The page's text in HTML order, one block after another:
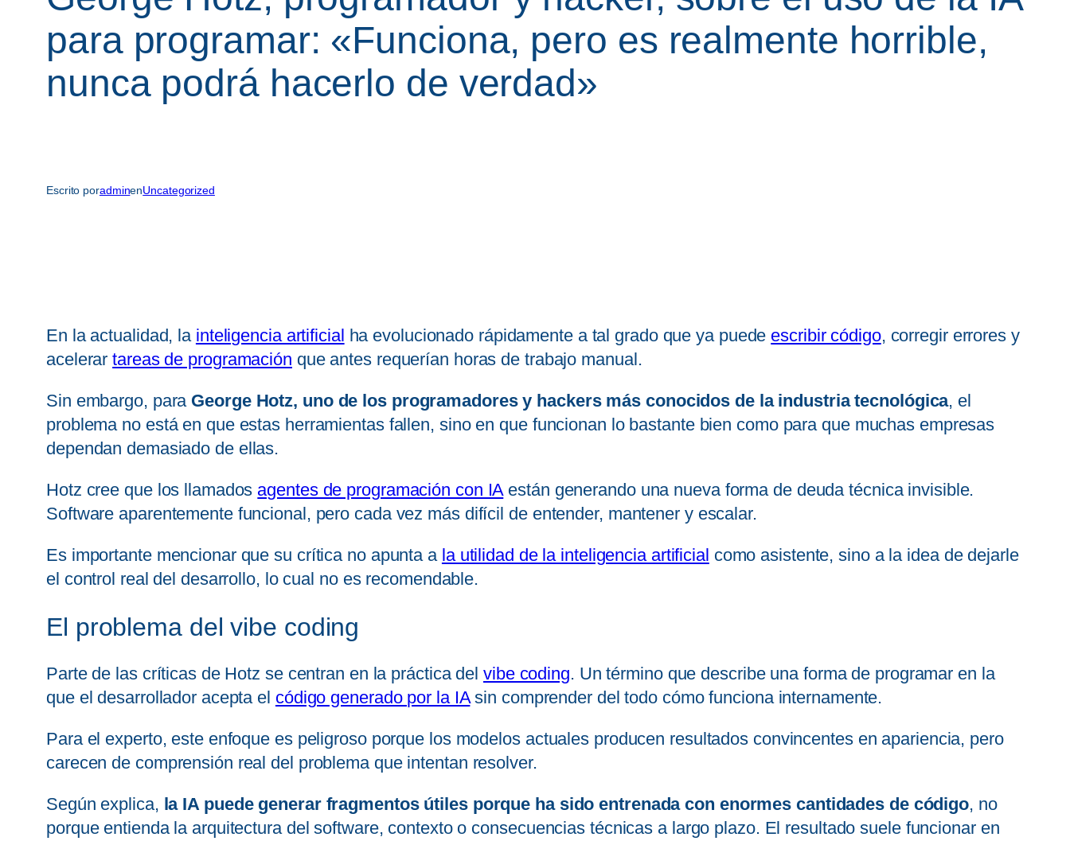
para programar: «Funciona, pero es realmente horrible,
nunca podrá hacerlo de verdad»
Escrito poradminenUncategorized
En la actualidad, la inteligencia artificial ha evolucionado rápidamente a tal grado que ya puede escribir código, corregir errores y
acelerartareas de programación que antes requerían horas de trabajo manual.
Sin embargo, para George Hotz, uno de los programadores y hackers más conocidos de la industria tecnológica, el
problema no está en que estas herramientas fallen, sino en que funcionan lo bastante bien como para que muchas empresas
dependan demasiado de ellas.
Hotz cree que los llamados agentes de programación con IAestán generando una nueva forma de deuda técnica invisible.
Software aparentemente funcional, pero cada vez más difícil de entender, mantener y escalar.
Es importante mencionar que su crítica no apunta a la utilidad de la inteligencia artificial como asistente, sino a la idea de dejarle
el control real del desarrollo, lo cual no es recomendable.
El problema del vibe coding
Parte de las críticas de Hotz se centran en la práctica del vibe coding. Un término que describe una forma de programar en la
que el desarrollador acepta el código generado por la IAsin comprender del todo cómo funciona internamente.
Para el experto, este enfoque es peligroso porque los modelos actuales producen resultados convincentes en apariencia, pero
carecen de comprensión real del problema que intentan resolver.
Según explica, la IA puede generar fragmentos útiles porque ha sido entrenada con enormes cantidades de código, no
porque entienda la arquitectura del software, contexto o consecuencias técnicas a largo plazo. El resultado suele funcionar en